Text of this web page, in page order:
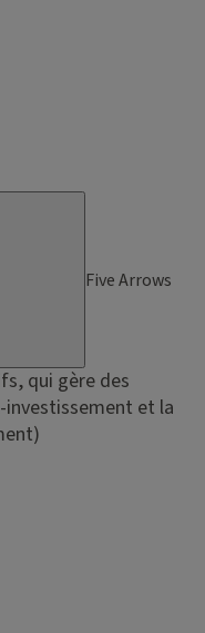
Five Arrows
qui gère des
investissement et la